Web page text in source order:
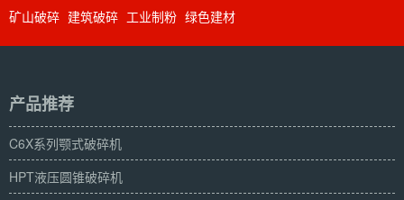
矿山破碎 建筑破碎 工业制粉 绿色建材
产品推荐
C6X系列颚式破碎机
HPT液压圆锥破碎机